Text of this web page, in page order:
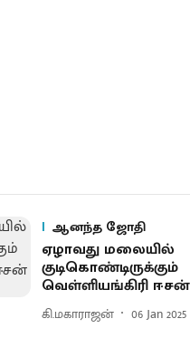
ஆனந்த ஜோதி
ஏழாவது மலையில்
குடிகொண்டிருக்கும்
வெள்ளியங்கிரி ஈசன்
கி.மகாராஜன் 06 Jan 2025